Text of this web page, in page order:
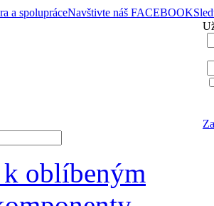
a spolupráceNavštivte náš FACEBOOK
oblíbeným